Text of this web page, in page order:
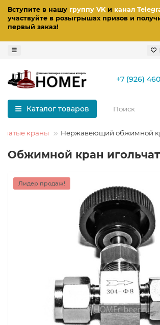
Вступите в нашу группу VKи канал
участвуйте в розыгрышах призов и
первый заказ!
+7 (926)
Каталог товаров
краны Нержавеющий обжимной
Обжимной кран
Лидер продаж!